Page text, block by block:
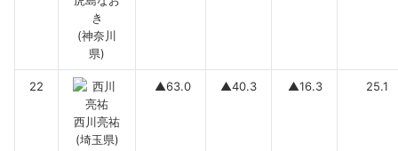
き
(神奈川
県)
22
西川亮祐
(埼玉県)
▲63.0 ▲40.3 ▲16.3 25.1